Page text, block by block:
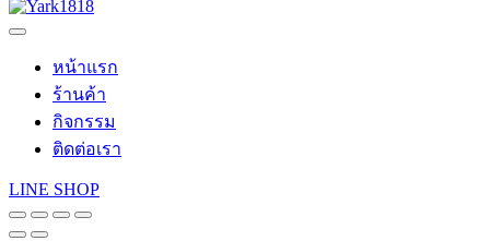
หน้าแรก
ร้านค้า
กิจกรรม
ติดต่อเรา
LINE SHOP